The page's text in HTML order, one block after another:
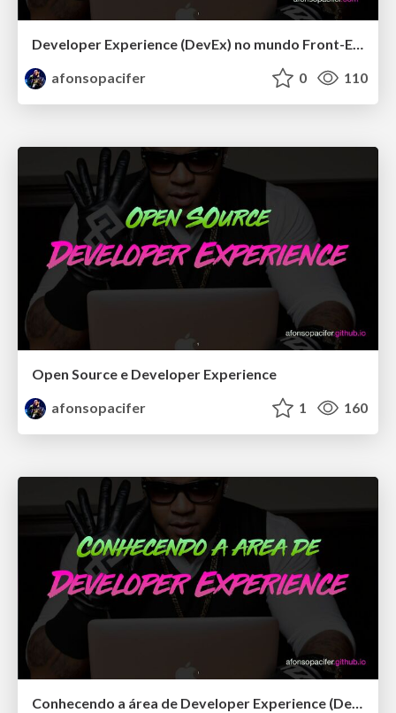
Developer Experience (DevEx) no mundo Front-End: Do Ruby ao Next.js
afonsopacifer
0 110
Open Source e Developer Experience
afonsopacifer
1 160
Conhecendo a área de Developer Experience (DevEx)